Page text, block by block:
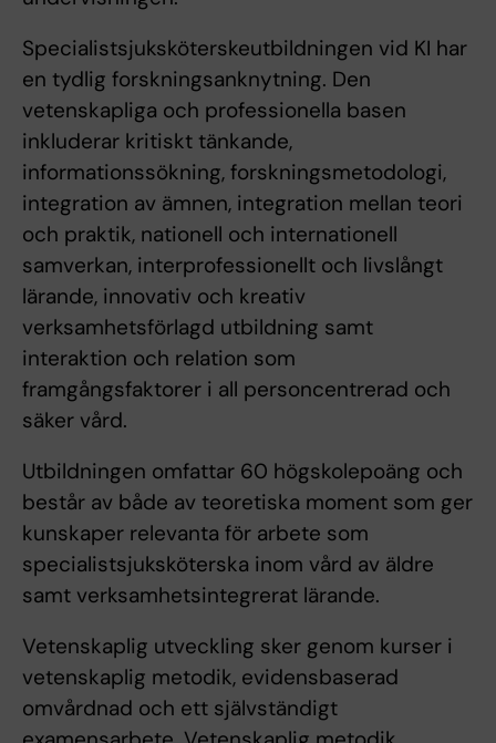
Specialistsjuksköterskeutbildningen vid KI har
en tydlig forskningsanknytning. Den
vetenskapliga och professionella basen
inkluderar kritiskt tänkande,
informationssökning, forskningsmetodologi,
integration av ämnen, integration mellan teori
och praktik, nationell och internationell
samverkan, interprofessionellt och livslångt
lärande, innovativ och kreativ
verksamhetsförlagd utbildning samt
interaktion och relation som
framgångsfaktorer i all personcentrerad och
säker vård.
Utbildningen omfattar 60 högskolepoäng och
består av både av teoretiska moment som ger
kunskaper relevanta för arbete som
specialistsjuksköterska inom vård av äldre
samt verksamhetsintegrerat lärande.
Vetenskaplig utveckling sker genom kurser i
vetenskaplig metodik, evidensbaserad
omvårdnad och ett självständigt